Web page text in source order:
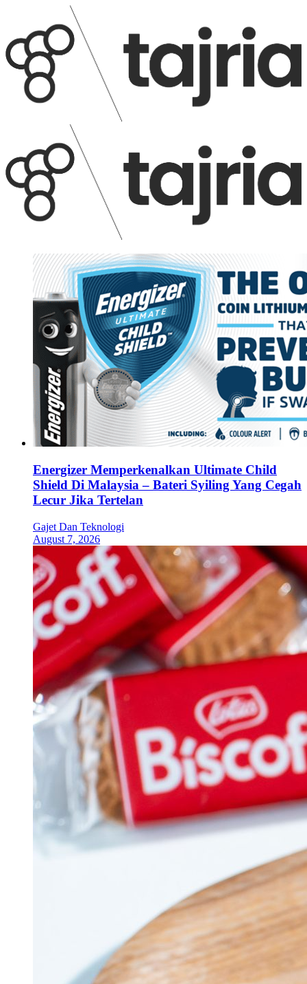
Energizer Memperkenalkan Ultimate Child
Shield Di Malaysia – Bateri Syiling Yang Cegah
Lecur Jika Tertelan
Gajet Dan Teknologi
August 7, 2026